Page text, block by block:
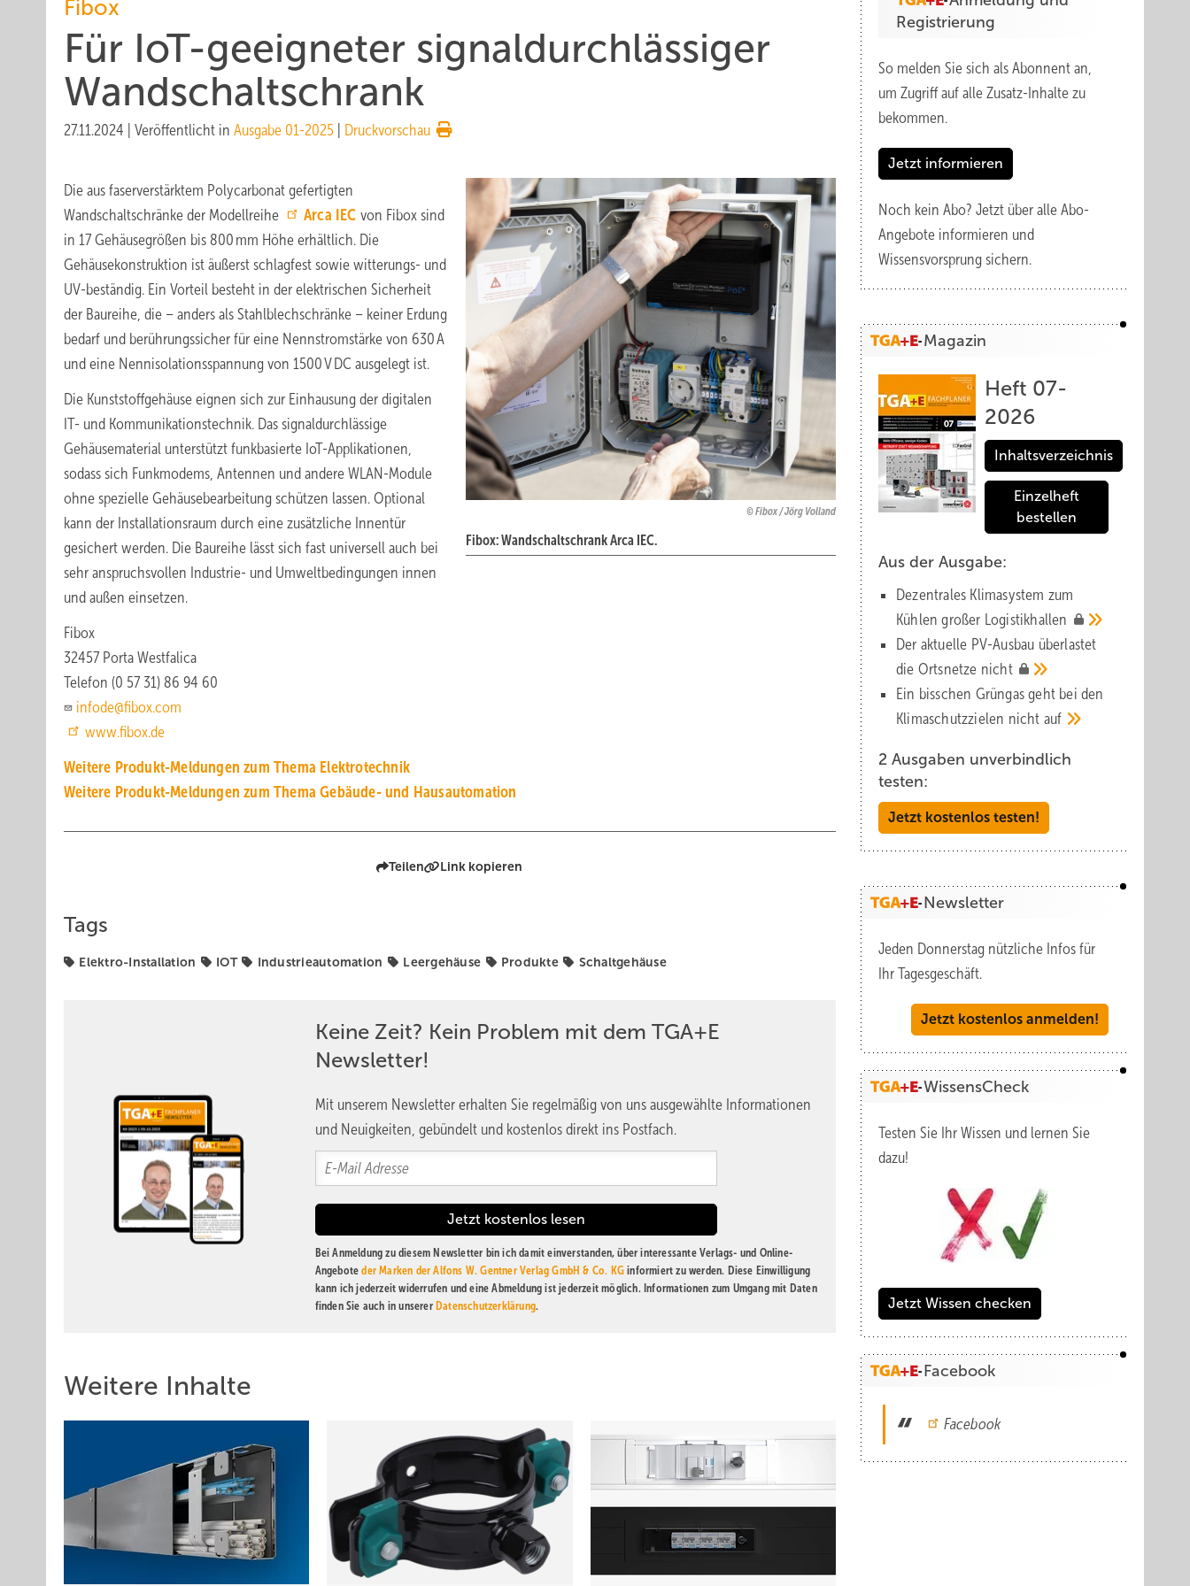
Fibox
Für IoT-geeigneter signal­durch­lässiger
Wand­schalt­schrank
27.11.2024 Veröffentlicht in Ausgabe 01-2025 Druckvorschau
Fibox / Jörg Volland
Fibox: Wandschaltschrank Arca IEC.
Die aus faserverstärktem Polycarbonat gefertigten
Wandschaltschränke der Modellreihe
Arca IEC von Fibox sind
in 17 Gehäusegrößen bis 800 mm Höhe erhältlich. Die
Gehäusekonstruktion ist äußerst schlagfest sowie witterungs- und
UV-beständig. Ein Vorteil besteht in der elektrischen Sicherheit
der Baureihe, die – anders als Stahlblechschränke – keiner Erdung
bedarf und berührungssicher für eine Nennstromstärke von 630 A
und eine Nennisolationsspannung von 1500 V DC ausgelegt ist.
Die Kunststoffgehäuse eignen sich zur Einhausung der digitalen
IT- und Kommunikationstechnik. Das signaldurchlässige
Gehäusematerial unterstützt funkbasierte IoT-Applikationen,
sodass sich Funkmodems, Antennen und andere WLAN-Module
ohne spezielle Gehäusebearbeitung schützen lassen. Optional
kann der Installationsraum durch eine zusätzliche Innentür
gesichert werden. Die Baureihe lässt sich fast universell auch bei
sehr anspruchsvollen Industrie- und Umweltbedingungen innen
und außen einsetzen.
Fibox
32457 Porta Westfalica
Telefon (0 57 31) 86 94 60
infode@fibox.com
www.fibox.de
Weitere Produkt-Meldungen zum Thema Elektrotechnik
Weitere Produkt-Meldungen zum Thema Gebäude- und Hausautomation
Teilen Link kopieren
Tags
Elektro-Installation IOT Industrieautomation Leergehäuse Produkte Schaltgehäuse
Keine Zeit? Kein Problem mit dem TGA+E
Newsletter!
Mit unserem Newsletter erhalten Sie regelmäßig von uns ausgewählte Informationen
und Neuigkeiten, gebündelt und kostenlos direkt ins Postfach.
Bei Anmeldung zu diesem Newsletter bin ich damit einverstanden, über interessante Verlags- und Online-
Angeboteder Marken der Alfons W. Gentner Verlag GmbH & Co. KG informiert zu werden. Diese Einwilligung
kann ich jederzeit widerrufen und eine Abmeldung ist jederzeit möglich. Informationen zum Umgang mit Daten
finden Sie auch in unserer Datenschutzerklärung.
Weitere Inhalte
Registrierung
So melden Sie sich als Abonnent an,
um Zugriff auf alle Zusatz-Inhalte zu
bekommen.
Jetzt informieren
Noch kein Abo? Jetzt über alle Abo-
Angebote informieren und
Wissensvorsprung sichern.
Magazin
Heft 07-
2026
Inhaltsverzeichnis
Einzelheft
bestellen
Aus der Ausgabe:
Dezentrales Klimasystem zum
Kühlen großer Logistik­hallen
Der aktuelle PV-Ausbau über­lastet
die Orts­netze nicht
Ein bisschen Grüngas geht bei den
Klima­schutz­zielen nicht auf
2 Ausgaben unverbindlich
testen:
Jetzt kostenlos testen!
Newsletter
Jeden Donnerstag nützliche Infos für
Ihr Tagesgeschäft.
Jetzt kostenlos anmelden!
WissensCheck
Testen Sie Ihr Wissen und lernen Sie
dazu!
Jetzt Wissen checken
Facebook
Facebook